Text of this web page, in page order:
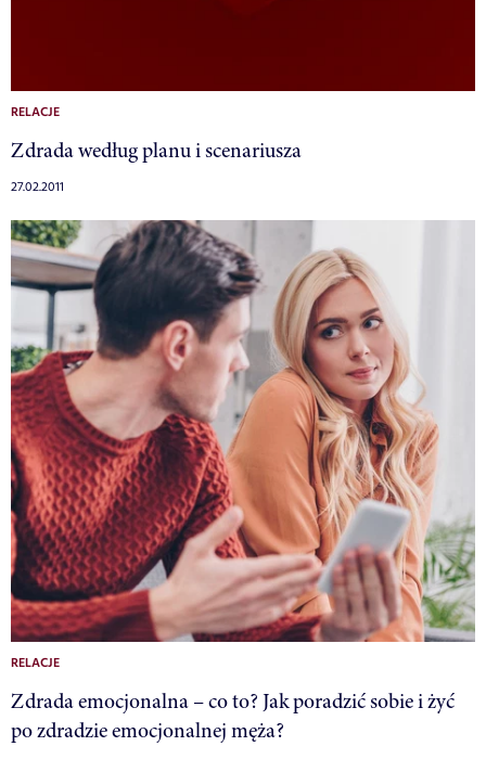
RELACJE
Zdrada według planu i scenariusza
27.02.2011
RELACJE
Zdrada emocjonalna – co to? Jak poradzić sobie i żyć
po zdradzie emocjonalnej męża?